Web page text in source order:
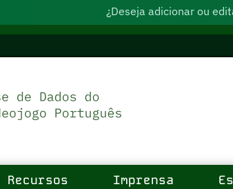
¿Deseja adicionar ou
Recursos Imprensa